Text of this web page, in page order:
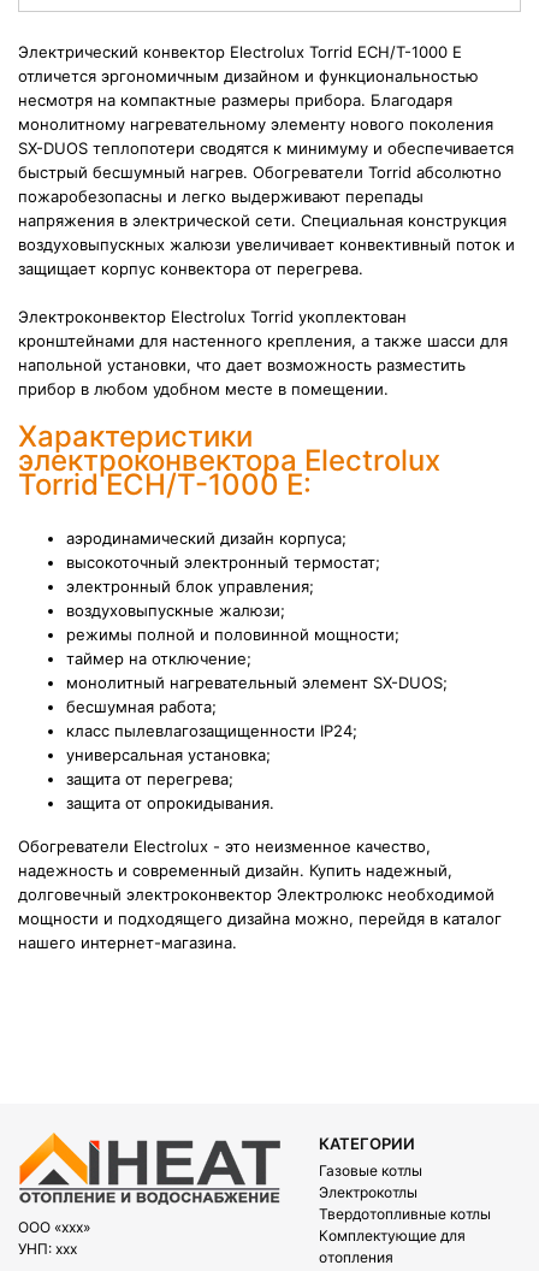
Электрический конвектор Electrolux Torrid ECH/T-1000 E
отличется эргономичным дизайном и функциональностью
несмотря на компактные размеры прибора. Благодаря
монолитному нагревательному элементу нового поколения
SX-DUOS теплопотери сводятся к минимуму и обеспечивается
быстрый бесшумный нагрев. Обогреватели Torrid абсолютно
пожаробезопасны и легко выдерживают перепады
напряжения в электрической сети. Специальная конструкция
воздуховыпускных жалюзи увеличивает конвективный поток и
защищает корпус конвектора от перегрева.
Электроконвектор Electrolux Torrid укоплектован
кронштейнами для настенного крепления, а также шасси для
напольной установки, что дает возможность разместить
прибор в любом удобном месте в помещении.
Характеристики
электроконвектора Electrolux
Torrid ECH/T-1000 E:
аэродинамический дизайн корпуса;
высокоточный электронный термостат;
электронный блок управления;
воздуховыпускные жалюзи;
режимы полной и половинной мощности;
таймер на отключение;
монолитный нагревательный элемент SX-DUOS;
бесшумная работа;
класс пылевлагозащищенности IP24;
универсальная установка;
защита от перегрева;
защита от опрокидывания.
Обогреватели Electrolux - это неизменное качество,
надежность и современный дизайн. Купить надежный,
долговечный электроконвектор Электролюкс необходимой
мощности и подходящего дизайна можно, перейдя в каталог
нашего интернет-магазина.
OOO «xxx»
УНП: xxx
КАТЕГОРИИ
Газовые котлы
Электрокотлы
Твердотопливные котлы
Комплектующие для
отопления